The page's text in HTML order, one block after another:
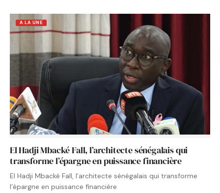
A LA UNE
El Hadji Mbacké Fall, l’architecte sénégalais qui
transforme l’épargne en puissance financière
El Hadji Mbacké Fall, l’architecte sénégalais qui transforme
l’épargne en puissance financière